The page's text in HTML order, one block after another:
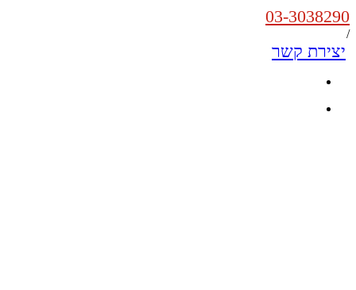
03-3038290
/
יצירת קשר